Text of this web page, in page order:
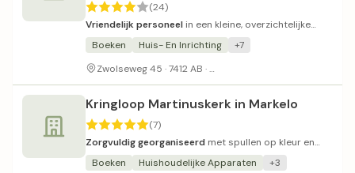
(24)
Vriendelijk personeel in een kleine, overzichtelijke
kringloopwinkel voor het goede doel.
Boeken Huis- En Inrichting
+7
Zwolseweg 45 · 7412 AB ·
Kringloop Martinuskerk in Markelo
(7)
Zorgvuldig georganiseerd met spullen op kleur en
vorm gerangschikt.
Boeken Huishoudelijke Apparaten +3